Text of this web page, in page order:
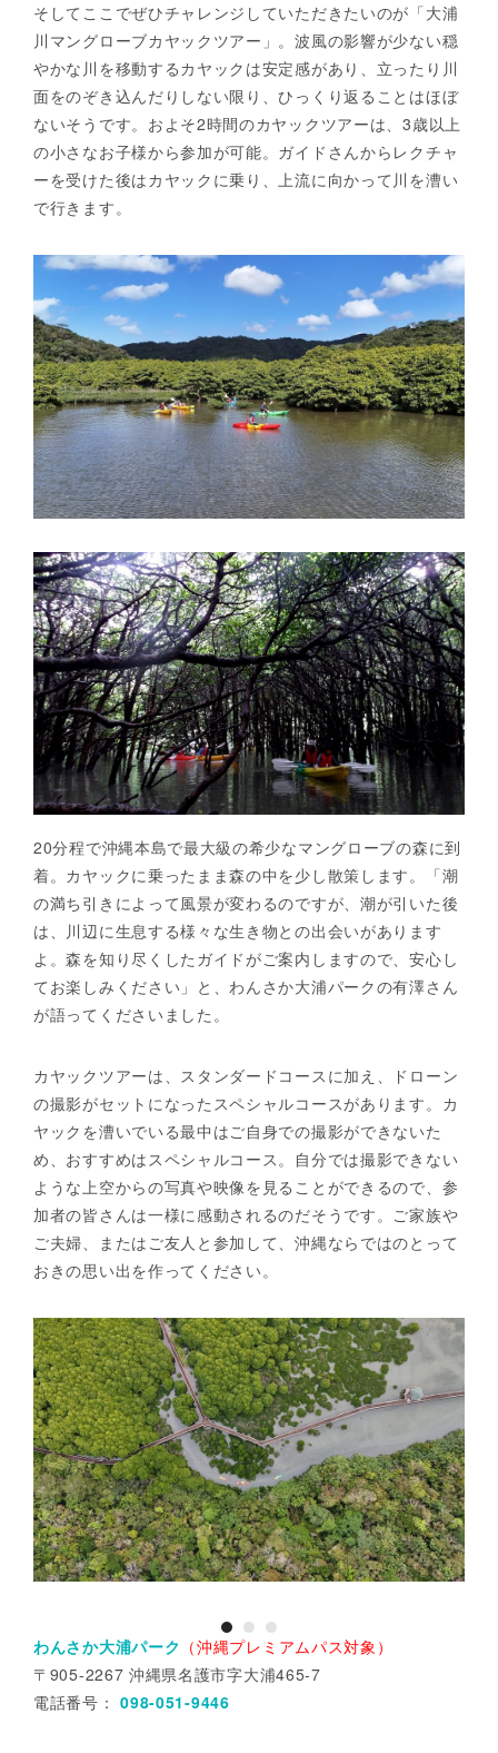
そしてここでぜひチャレンジしていただきたいのが「大浦
川マングローブカヤックツアー」。波風の影響が少ない穏
やかな川を移動するカヤックは安定感があり、立ったり川
面をのぞき込んだりしない限り、ひっくり返ることはほぼ
ないそうです。およそ2時間のカヤックツアーは、3歳以上
の小さなお子様から参加が可能。ガイドさんからレクチャ
ーを受けた後はカヤックに乗り、上流に向かって川を漕い
で行きます。
20分程で沖縄本島で最大級の希少なマングローブの森に到
着。カヤックに乗ったまま森の中を少し散策します。「潮
の満ち引きによって風景が変わるのですが、潮が引いた後
は、川辺に生息する様々な生き物との出会いがあります
よ。森を知り尽くしたガイドがご案内しますので、安心し
てお楽しみください」と、わんさか大浦パークの有澤さん
が語ってくださいました。
カヤックツアーは、スタンダードコースに加え、ドローン
の撮影がセットになったスペシャルコースがあります。カ
ヤックを漕いでいる最中はご自身での撮影ができないた
め、おすすめはスペシャルコース。自分では撮影できない
ような上空からの写真や映像を見ることができるので、参
加者の皆さんは一様に感動されるのだそうです。ご家族や
ご夫婦、またはご友人と参加して、沖縄ならではのとって
おきの思い出を作ってください。
わんさか大浦パーク （沖縄プレミアムパス対象）
〒905-2267 沖縄県名護市字大浦465-7
電話番号： 098-051-9446